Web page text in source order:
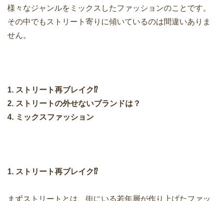
様々なジャンルをミックスしたファッションのことです。
その中でもストリート寄りに傾いているのは間違いありま
せん。
1. ストリート再ブレイク⁉︎
2. ストリートの外せないブランドは？
4. ミックスファッション
1. ストリート再ブレイク⁉︎
まずストリートとは、街にいる若年層が作り上げたファッ